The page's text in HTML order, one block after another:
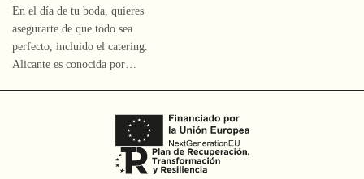
En el día de tu boda, quieres
asegurarte de que todo sea
perfecto, incluido el catering.
Alicante es conocida por…